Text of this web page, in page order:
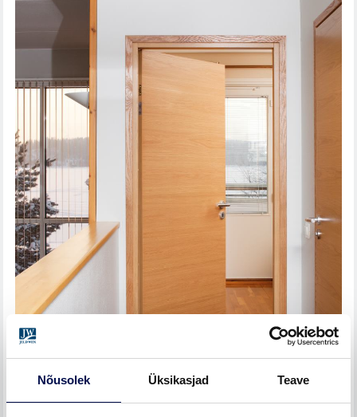
Nõusolek Üksikasjad Teave